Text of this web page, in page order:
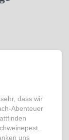
dass wir
Abenteuer
uns